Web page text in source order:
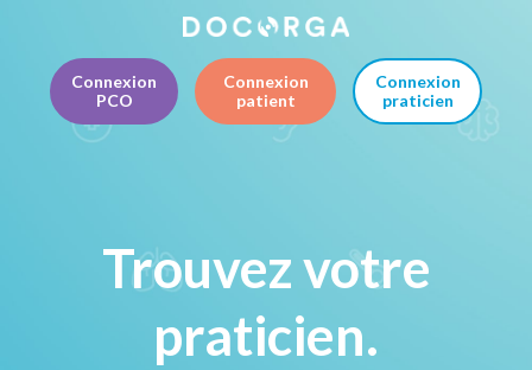
Connexion
PCO
Connexion
patient
Connexion
praticien
Trouvez votre
praticien.